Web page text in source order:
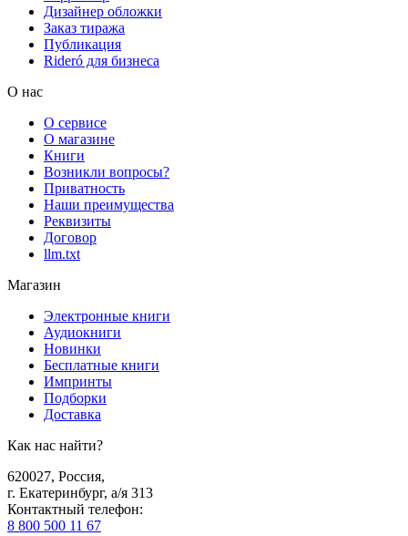
Дизайнер обложки
Заказ тиража
Публикация
Rideró для бизнеса
О нас
О сервисе
О магазине
Книги
Возникли вопросы?
Приватность
Наши преимущества
Реквизиты
Договор
llm.txt
Магазин
Электронные книги
Аудиокниги
Новинки
Бесплатные книги
Импринты
Подборки
Доставка
Как нас найти?
620027, Россия,
г. Екатеринбург, а/я 313
Контактный телефон:
8 800 500 11 67